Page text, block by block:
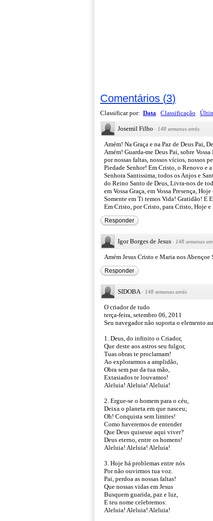
Comentários (3)
Classificar por: Data Classificação
Josemil Filho · 148 semanas atrás
Amém! Na Graça e na Paz de Deus Pai,
Amém! Guarda-me Deus Pai, sobre
por nossas faltas, nossos vícios, nossos
Piedade Senhor! Em Cristo, o Renovo e
Senhora Santissima, todos os Anjos e
do Reino Santo de Deus, Livra-nos de
em Vossa Graça, em Vossa Presença,
Somente em Ti temos Vida! Gratidão! E
Em Cristo, por Cristo, para Cristo, Hoje
Responder
Igor Borges de Jesus · 148 semanas
Amém Jesus Cristo e Maria nos
Responder
SIDOBA · 148 semanas atrás
O criador de tudo
terça-feira, setembro 06, 2011
Seu navegador não suporta o elemento
1. Deus, do infinito o Criador,
Que deste aos astros seu fulgor,
Tuas obras te proclamam!
Ao explorarmos a amplidão,
Obra sem par da tua mão,
Extasiados te louvamos!
Aleluia! Aleluia! Aleluia!
2. Ergue-se o homem para o céu,
Deixa o planeta em que nasceu;
Oh! Conquista sem limites!
Como haveremos de entender
Que Deus quisesse aqui viver?
Deus eterno, entre os homens!
Aleluia! Aleluia! Aleluia!
3. Hoje há problemas entre nós
Por não ouvirmos tua voz.
Pai, perdoa as nossas faltas!
Que nossas vidas em Jesus
Busquem guarida, paz e luz,
E teu nome celebremos:
Aleluia! Aleluia! Aleluia!